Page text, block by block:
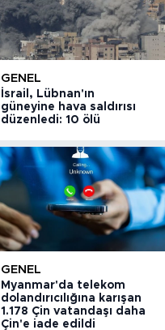
GENEL
İsrail, Lübnan'ın
güneyine hava saldırısı
düzenledi: 10 ölü
GENEL
Myanmar'da telekom
dolandırıcılığına karışan
1.178 Çin vatandaşı daha
Çin'e iade edildi